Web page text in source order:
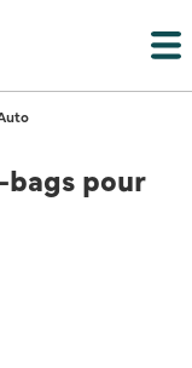
bags pour